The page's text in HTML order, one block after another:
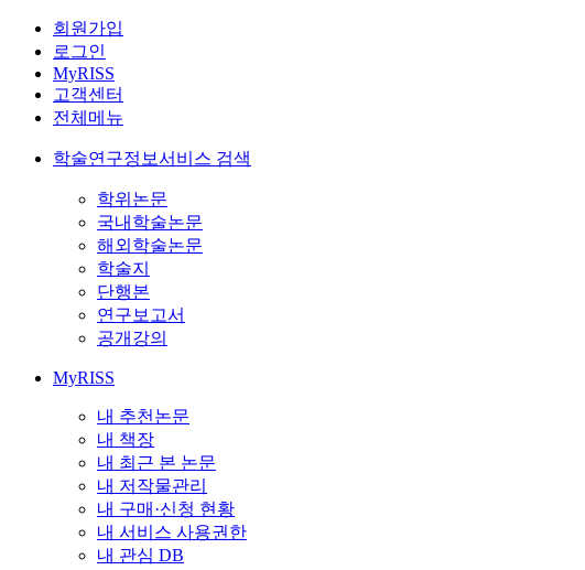
회원가입
로그인
MyRISS
고객센터
전체메뉴
학술연구정보서비스 검색
학위논문
국내학술논문
해외학술논문
학술지
단행본
연구보고서
공개강의
MyRISS
내 추천논문
내 책장
내 최근 본 논문
내 저작물관리
내 구매·신청 현황
내 서비스 사용권한
내 관심 DB